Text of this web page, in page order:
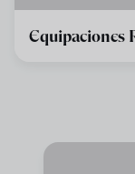
Equipaciones